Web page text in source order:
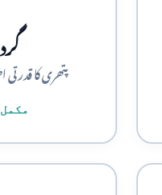
پتھری کا